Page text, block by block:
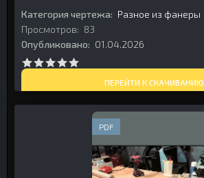
Категория чертежа: Разное из фанеры
Просмотров: 83
Опубликовано: 01.04.2026
ПЕРЕЙТИ К СКАЧИВАНИЮ
PDF